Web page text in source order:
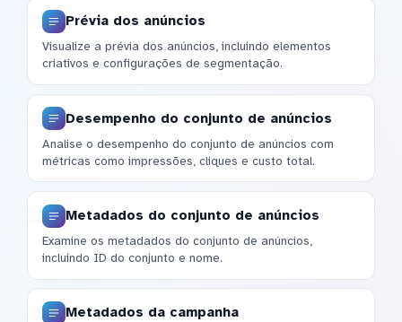
Prévia dos anúncios
Visualize a prévia dos anúncios, incluindo elementos
criativos e configurações de segmentação.
Desempenho do conjunto de anúncios
Analise o desempenho do conjunto de anúncios com
métricas como impressões, cliques e custo total.
Metadados do conjunto de anúncios
Examine os metadados do conjunto de anúncios,
incluindo ID do conjunto e nome.
Metadados da campanha